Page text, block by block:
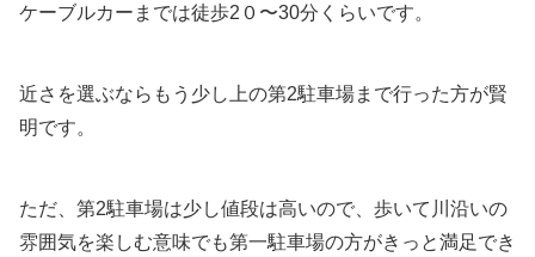
ケーブルカーまでは徒歩2０〜30分くらいです。
近さを選ぶならもう少し上の第2駐車場まで行った方が賢
明です。
ただ、第2駐車場は少し値段は高いので、歩いて川沿いの
雰囲気を楽しむ意味でも第一駐車場の方がきっと満足でき